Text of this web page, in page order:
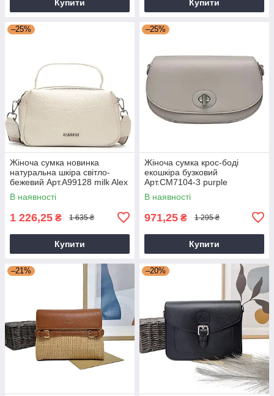
Купити Купити
–25%
Жіноча сумка новинка
натуральна шкіра світло-
бежевий Арт.A99128 milk Alex
Rai (Китай)
В наявності
1 226,25 ₴ 1 635 ₴
Купити
–25%
Жіноча сумка крос-боді
екошкіра бузковий
Арт.CM7104-3 purple
DavidJones Франція
В наявності
971,25 ₴ 1 295 ₴
Купити
–21% –20%